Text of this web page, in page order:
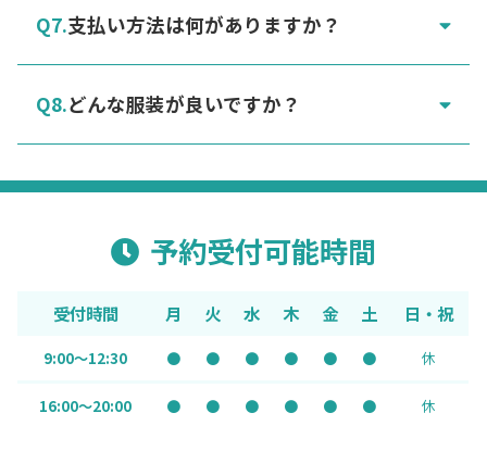
支払い方法は何がありますか？
どんな服装が良いですか？
予約受付可能時間
受付時間 月 火 水 木 金 土 日・祝
9:00～12:30 ● ● ● ● ● ● 休
16:00～20:00 ● ● ● ● ● ● 休